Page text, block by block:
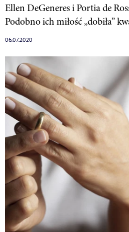
Ellen DeGeneres i Portia de
Podobno ich miłość „dobiła”
06.07.2020